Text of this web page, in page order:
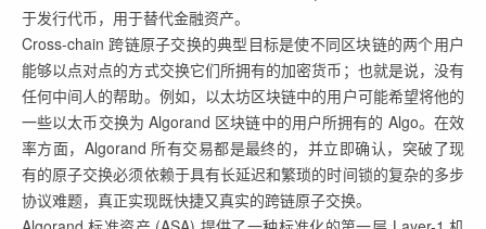
于发行代币，用于替代金融资产。
Cross-chain 跨链原子交换的典型目标是使不同区块链的两个用户
能够以点对点的方式交换它们所拥有的加密货币；也就是说，没有
任何中间人的帮助。例如，以太坊区块链中的用户可能希望将他的
一些以太币交换为 Algorand 区块链中的用户所拥有的 Algo。在效
率方面，Algorand 所有交易都是最终的，并立即确认，突破了现
有的原子交换必须依赖于具有长延迟和繁琐的时间锁的复杂的多步
协议难题，真正实现既快捷又真实的跨链原子交换。